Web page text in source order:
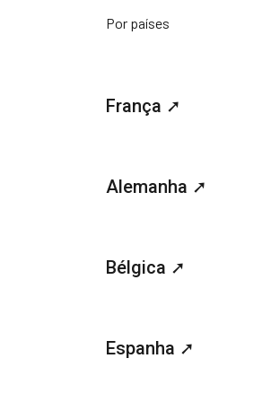
Por países
França ➚
Alemanha ➚
Bélgica ➚
Espanha ➚